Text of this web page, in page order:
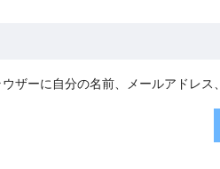
ザーに自分の名前、メールアドレス